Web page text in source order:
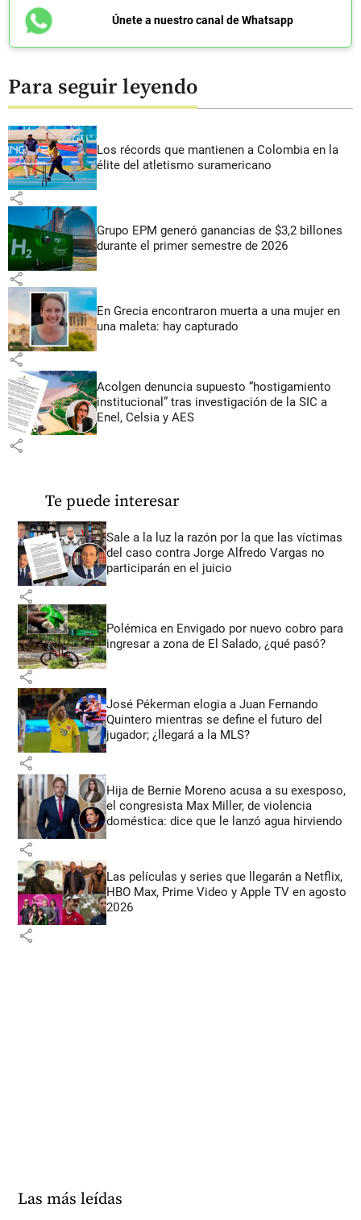
Únete a nuestro canal de Whatsapp
Para seguir leyendo
Los récords que mantienen a Colombia en la
élite del atletismo suramericano
share
Grupo EPM generó ganancias de $3,2 billones
durante el primer semestre de 2026
share
En Grecia encontraron muerta a una mujer en
una maleta: hay capturado
share
Acolgen denuncia supuesto “hostigamiento
institucional” tras investigación de la SIC a
Enel, Celsia y AES
share
Te puede interesar
Sale a la luz la razón por la que las víctimas
del caso contra Jorge Alfredo Vargas no
participarán en el juicio
share
Polémica en Envigado por nuevo cobro para
ingresar a zona de El Salado, ¿qué pasó?
share
José Pékerman elogia a Juan Fernando
Quintero mientras se define el futuro del
jugador; ¿llegará a la MLS?
share
Hija de Bernie Moreno acusa a su exesposo,
el congresista Max Miller, de violencia
doméstica: dice que le lanzó agua hirviendo
share
Las películas y series que llegarán a Netflix,
HBO Max, Prime Video y Apple TV en agosto
2026
share
Las más leídas